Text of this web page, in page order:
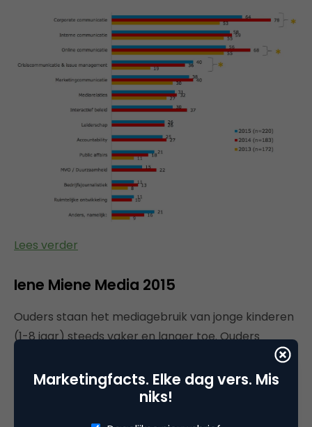
Lees verder
Iene Miene Media 2015
Ouders staan het mediagebruik van jonge kinderen
(1-8 jaar) steeds vaker en langer toe. Ouders
toename van het mediagebruik van hun kinderen.
Aan de ene kant staan ze hun kinderen steeds
Marketingfacts. Elke dag vers. Mis
niks!